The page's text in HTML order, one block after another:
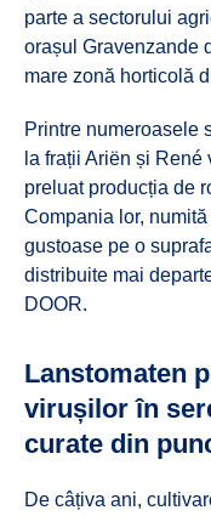
parte a sectorului
orașul Gravenzande
mare zonă horticolă
Printre numeroasele
la frații Ariën și
preluat producția de
Compania lor,
gustoase pe o
distribuite mai
DOOR.
Lanstomaten
virușilor în
curate din
De câțiva ani,